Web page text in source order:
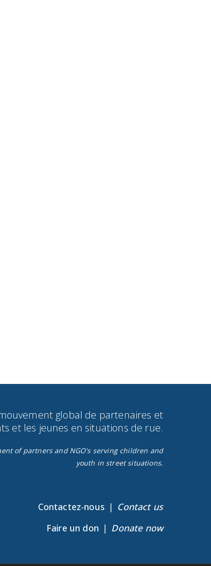
global de partenaires et
et les jeunes en situations de rue.​
of partners and NGO's serving children and
youth in street situations.
Contactez-nous ❘ Contact us
Faire un don ❘ Donate now